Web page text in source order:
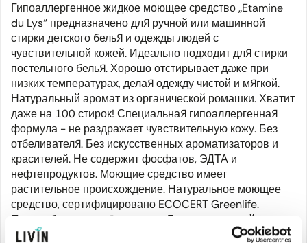
Гипоаллергенное жидкое моющее средство „Etamine
du Lys“ предназначено для ручной или машинной
стирки детского белья и одежды людей с
чувствительной кожей. Идеально подходит для стирки
постельного белья. Хорошо отстирывает даже при
низких температурах, делая одежду чистой и мягкой.
Натуральный аромат из органической ромашки. Хватит
даже на 100 стирок! Специальная гипоаллергенная
формула - не раздражает чувствительную кожу. Без
отбеливателя. Без искусственных ароматизаторов и
красителей. Не содержит фосфатов, ЭДТА и
нефтепродуктов. Моющие средство имеет
растительное происхождение. Натуральное моющее
средство, сертифицировано ECOCERT Greenlife.
Перерабатываемая упаковка. Биоразлагаемый.
Использование: для ручной стирки: Развести 15 мл на